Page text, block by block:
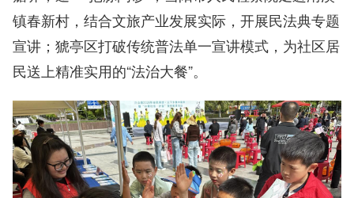
镇春新村，结合文旅产业发展实际，开展民法典专题
宣讲；猇亭区打破传统普法单一宣讲模式，为社区居
民送上精准实用的“法治大餐”。